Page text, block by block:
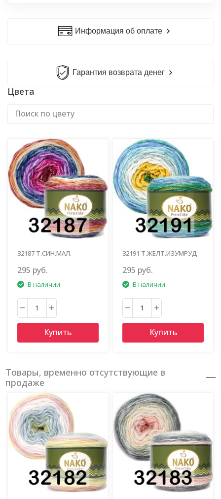
Информация об оплате
Гарантия возврата денег
Цвета
32187 Т.СИН.МАЛ.
295 руб.
В наличии
Купить
32191 Т.ЖЕЛТ.ИЗУМРУД
295 руб.
В наличии
Купить
Товары, временно отсутствующие в
продаже